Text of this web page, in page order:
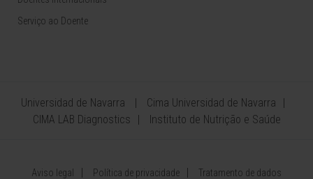
Serviço ao Doente
Universidad de Navarra
Cima Universidad de Navarra
CIMA LAB Diagnostics
Instituto de Nutrição e Saúde
Aviso legal Política de privacidade Tratamento de dados